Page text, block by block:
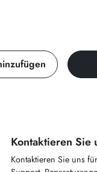
Kontaktieren Sie
Kontaktieren Sie uns